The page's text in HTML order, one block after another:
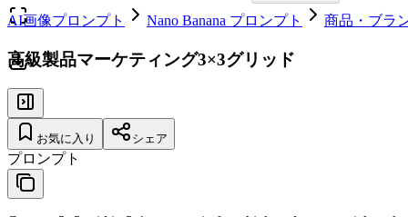
AI画像プロンプト Nano Banana プロンプト 商品・ブラ
高級製品マーケティング3×3グリッド
お気に入り シェア
プロンプト